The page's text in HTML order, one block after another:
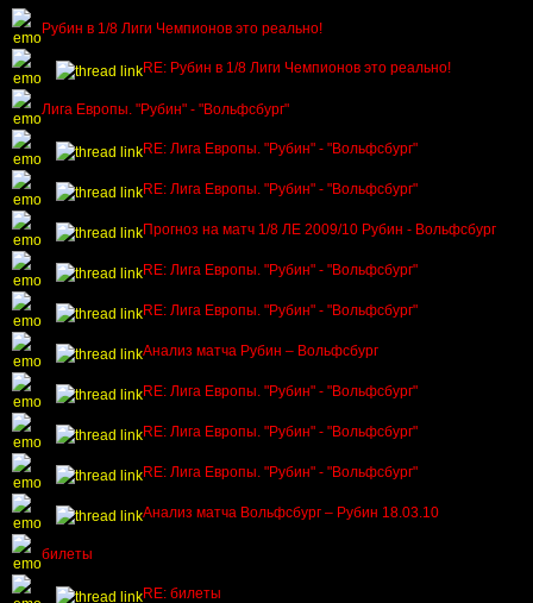
Рубин в 1/8 Лиги Чемпионов это реально!
RE: Рубин в 1/8 Лиги Чемпионов это реально!
Лига Европы. "Рубин" - "Вольфсбург"
RE: Лига Европы. "Рубин" - "Вольфсбург"
RE: Лига Европы. "Рубин" - "Вольфсбург"
Прогноз на матч 1/8 ЛЕ 2009/10 Рубин - Вольфсбург
RE: Лига Европы. "Рубин" - "Вольфсбург"
RE: Лига Европы. "Рубин" - "Вольфсбург"
Анализ матча Рубин – Вольфсбург
RE: Лига Европы. "Рубин" - "Вольфсбург"
RE: Лига Европы. "Рубин" - "Вольфсбург"
RE: Лига Европы. "Рубин" - "Вольфсбург"
Анализ матча Вольфсбург – Рубин 18.03.10
билеты
RE: билеты